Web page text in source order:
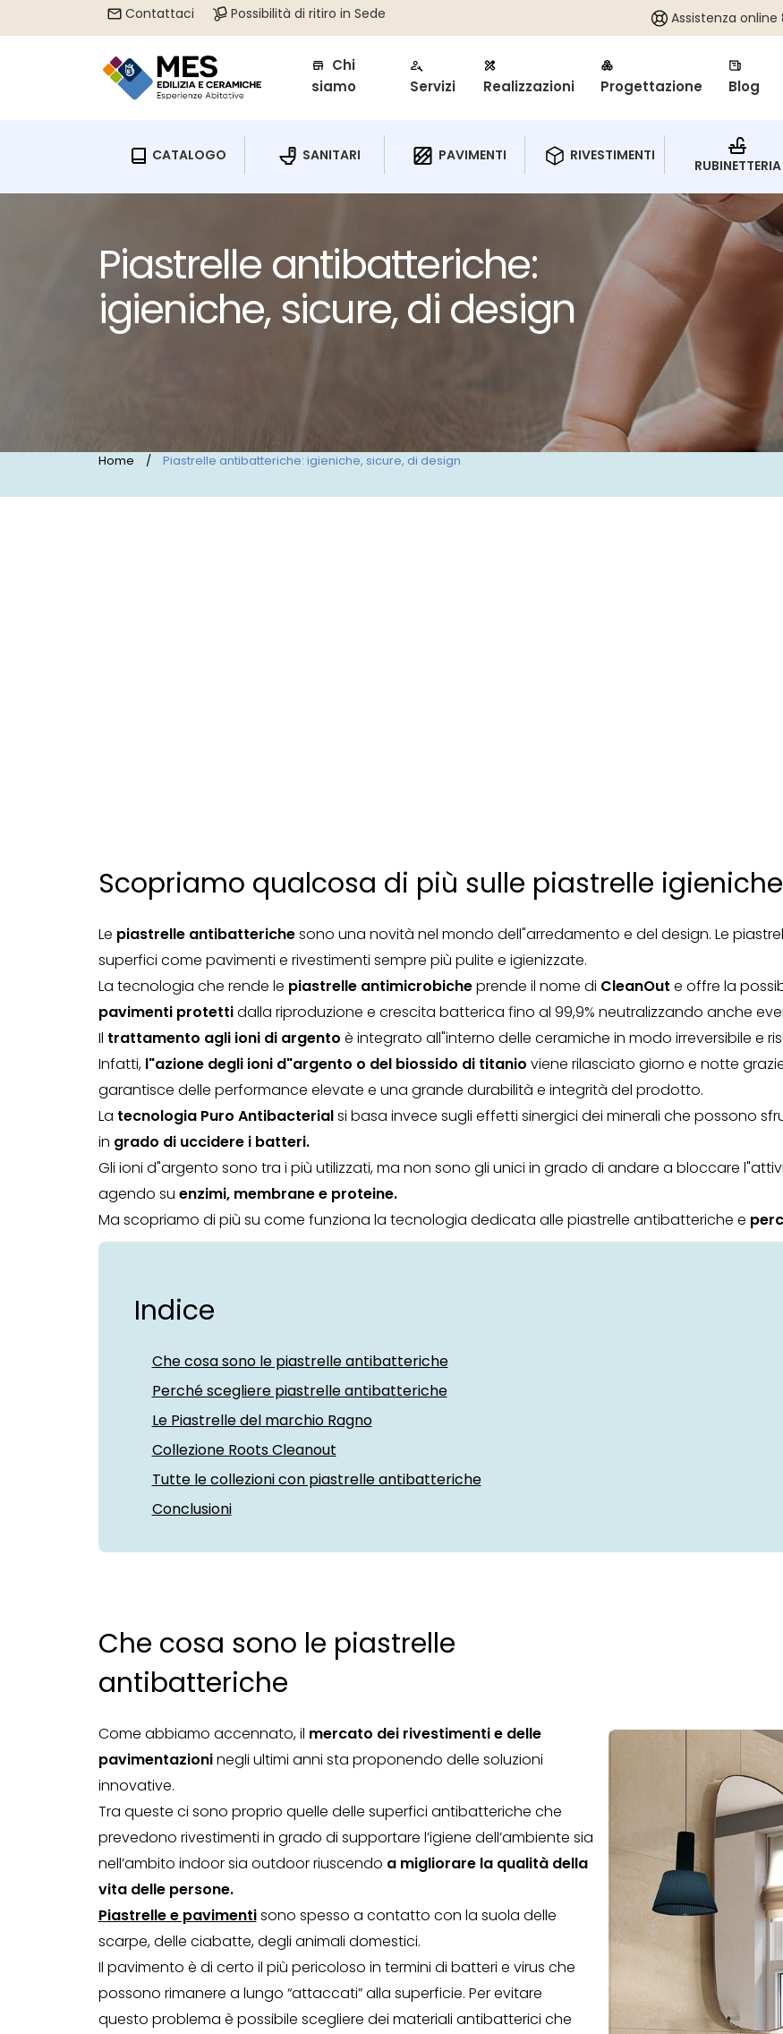
Contattaci Possibilità di ritiro in Sede Assistenza online
Chi
siamo
Servizi Realizzazioni Progettazione Blog
CATALOGO SANITARI PAVIMENTI RIVESTIMENTI
RUBINETTERIA
string(14) "categoria-blog"Contattaci Possibilità di ritiro in Sede Assistenza online
Chi
siamo
Servizi Realizzazioni Progettazione Blog
CATALOGO SANITARI PAVIMENTI RIVESTIMENTI
RUBINETTERIA
Piastrelle antibatteriche:
igieniche, sicure, di design
Home / Piastrelle antibatteriche: igieniche, sicure, di design
Scopriamo qualcosa di più sulle piastrelle
Le piastrelle antibatterichesono una novità nel mondo dell"arredamento e del design. Le
superfici come pavimenti e rivestimenti sempre più pulite e igienizzate.
La tecnologia che rende le piastrelle antimicrobicheprende il nome di CleanOut e offre la
pavimenti protettidalla riproduzione e crescita batterica fino al 99,9% neutralizzando anche
Il trattamento agli ioni di argento è integrato all"interno delle ceramiche in modo irreversibile e
Infatti, l"azione degli ioni d"argento o del biossido di titanio viene rilasciato giorno e notte
garantisce delle performance elevate e una grande durabilità e integrità del prodotto.
La tecnologia Puro Antibacterialsi basa invece sugli effetti sinergici dei minerali che possono
in grado di uccidere i batteri.
Gli ioni d"argento sono tra i più utilizzati, ma non sono gli unici in grado di andare a bloccare
agendo su enzimi, membrane e proteine.
Ma scopriamo di più su come funziona la tecnologia dedicata alle piastrelle antibatteriche e
Indice
Che cosa sono le piastrelle antibatteriche
Perché scegliere piastrelle antibatteriche
Le Piastrelle del marchio Ragno
Collezione Roots Cleanout
Tutte le collezioni con piastrelle antibatteriche
Conclusioni
Che cosa sono le piastrelle
antibatteriche
Come abbiamo accennato, il mercato dei rivestimenti e delle
pavimentazioninegli ultimi anni sta proponendo delle soluzioni
innovative.
Tra queste ci sono proprio quelle delle superfici antibatteriche che
prevedono rivestimenti in grado di supportare l’igiene dell’ambiente sia
nell’ambito indoor sia outdoor riuscendo a migliorare la qualità della
vita delle persone.
Piastrelle e pavimentisono spesso a contatto con la suola delle
scarpe, delle ciabatte, degli animali domestici.
Il pavimento è di certo il più pericoloso in termini di batteri e virus che
possono rimanere a lungo “attaccati” alla superficie. Per evitare
questo problema è possibile scegliere dei materiali antibatterici che